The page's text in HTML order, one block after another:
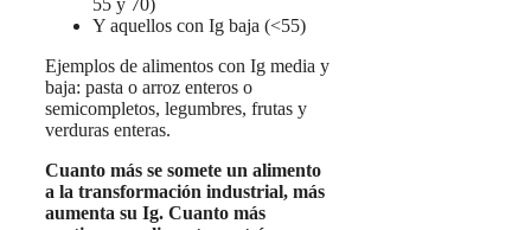
55 y 70)
Y aquellos con Ig baja (<55)
Ejemplos de alimentos con Ig media y
baja: pasta o arroz enteros o
semicompletos, legumbres, frutas y
verduras enteras.
Cuanto más se somete un alimento
a la transformación industrial, más
aumenta su Ig. Cuanto más